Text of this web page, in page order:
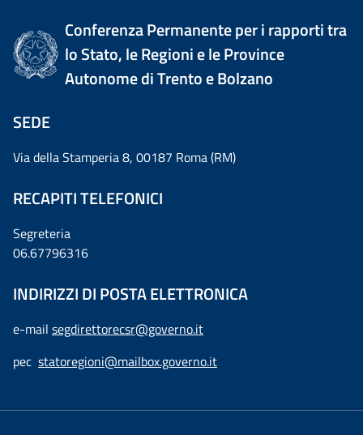
Conferenza Permanente per i rapporti tra
lo Stato, le Regioni e le Province
Autonome di Trento e Bolzano
SEDE
Via della Stamperia 8, 00187 Roma (RM)
RECAPITI TELEFONICI
Segreteria
06.67796316
INDIRIZZI DI POSTA ELETTRONICA
e-mail segdirettorecsr@governo.it
pec statoregioni@mailbox.governo.it